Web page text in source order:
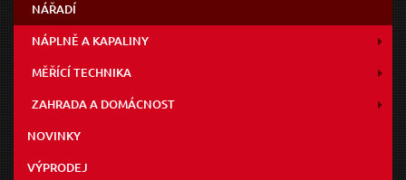
NÁŘADÍ
NÁPLNĚ A KAPALINY
MĚŘÍCÍ TECHNIKA
ZAHRADA A DOMÁCNOST
NOVINKY
VÝPRODEJ